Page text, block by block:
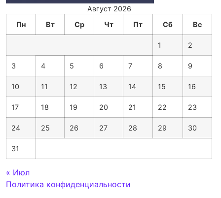
Август 2026
Пн
Вт Ср Чт Пт Сб Вс
1 2
3 4 5 6 7 8 9
10 11 12 13 14 15 16
17 18 19 20 21 22 23
24 25 26 27 28 29 30
31
« Июл
Политика конфиденциальности